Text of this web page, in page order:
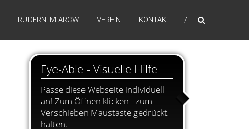
RUDERN IM ARCW VEREIN KONTAKT